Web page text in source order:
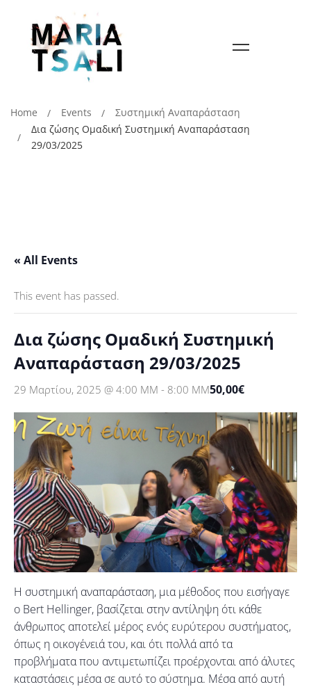
Home Events
Συστημική Αναπαράσταση
Δια ζώσης Ομαδική Συστημική Αναπαράσταση
29/03/2025
« All Events
This event has passed.
Δια ζώσης Ομαδική Συστημική
Αναπαράσταση 29/03/2025
29 Μαρτίου, 2025 @ 4:00 ΜΜ - 8:00 ΜΜ50,00€
Η συστημική αναπαράσταση, μια μέθοδος που εισήγαγε
ο Bert Hellinger, βασίζεται στην αντίληψη ότι κάθε
άνθρωπος αποτελεί μέρος ενός ευρύτερου συστήματος,
όπως η οικογένειά του, και ότι πολλά από τα
προβλήματα που αντιμετωπίζει προέρχονται από άλυτες
καταστάσεις μέσα σε αυτό το σύστημα. Μέσα από αυτή